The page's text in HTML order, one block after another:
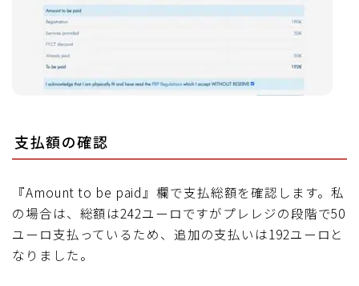
支払額の確認
『Amount to be paid』欄で支払総額を確認します。私
の場合は、総額は242ユーロですがプレレジの段階で50
ユーロ支払っているため、追加の支払いは192ユーロと
なりました。